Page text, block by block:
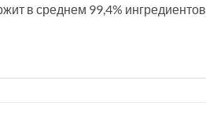
в среднем 99,4% ингредиентов